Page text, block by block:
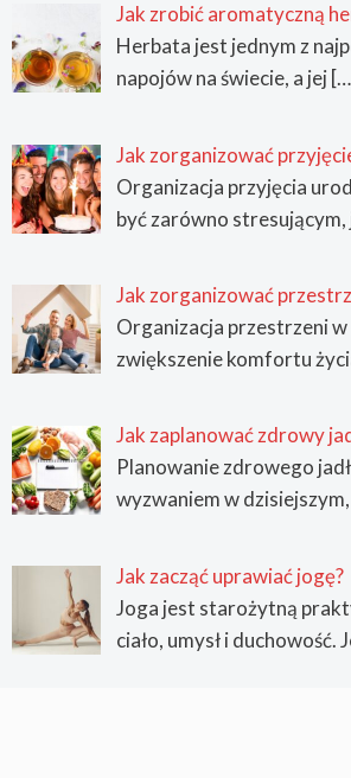
Jak zrobić aromatyczną
Herbata jest jednym z
napojów na świecie, a jej
Jak zorganizować
Organizacja przyjęcia
być zarówno stresującym,
Jak zorganizować
Organizacja przestrzeni
zwiększenie komfortu
Jak zaplanować zdrowy
Planowanie zdrowego
wyzwaniem w
Jak zacząć uprawiać jogę?
Joga jest starożytną
ciało, umysł i duchowość.